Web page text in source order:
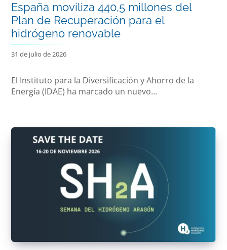
España moviliza 440,5 millones del
Plan de Recuperación para el
hidrógeno renovable
31 de julio de 2026
El Instituto para la Diversificación y Ahorro de la
Energía (IDAE) ha marcado un nuevo...